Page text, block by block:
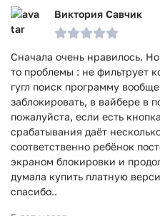
Виктория Савчик
Сначала очень нравилось.
то проблемы : не фильтрует
гугл поиск программу
заблокировать, в вайбере в
пожалуйста, если есть
срабатывания даёт
соответственно ребёнок
экраном блокировки и
думала купить платную
спасибо..